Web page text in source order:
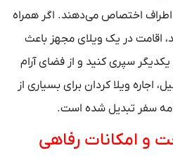
اختصاص می‌دهند. اگر همراه
اقامت در یک ویلای مجهز باعث
سپری کنید و از فضای آرام
اجاره ویلا کردان برای بسیاری از
سفر تبدیل شده است.
و امکانات رفاهی